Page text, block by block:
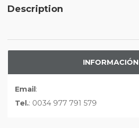
Description
INFORMACIÓN
Email:
Tel.: 0034 977 791 579